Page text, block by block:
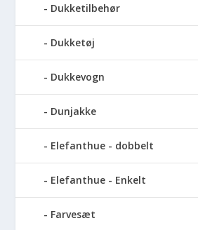
Dukketilbehør
Dukketøj
Dukkevogn
Dunjakke
Elefanthue - dobbelt
Elefanthue - Enkelt
Farvesæt